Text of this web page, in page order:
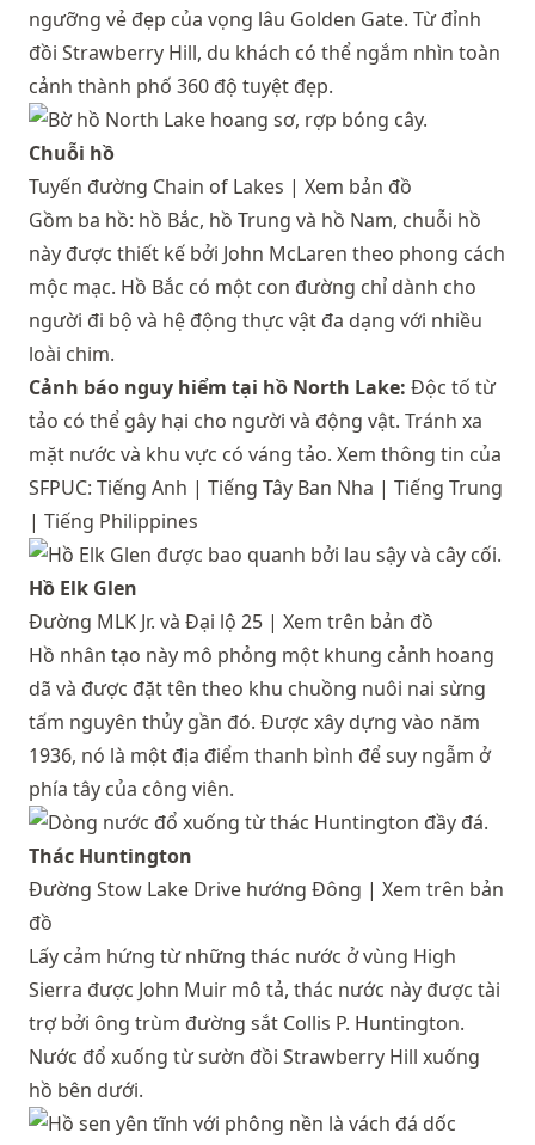
ngưỡng vẻ đẹp của vọng lâu Golden Gate. Từ đỉnh
đồi Strawberry Hill, du khách có thể ngắm nhìn toàn
cảnh thành phố 360 độ tuyệt đẹp.
Chuỗi hồ
Tuyến đường Chain of Lakes | Xem bản đồ
Gồm ba hồ: hồ Bắc, hồ Trung và hồ Nam, chuỗi hồ
này được thiết kế bởi John McLaren theo phong cách
mộc mạc. Hồ Bắc có một con đường chỉ dành cho
người đi bộ và hệ động thực vật đa dạng với nhiều
loài chim.
Cảnh báo nguy hiểm tại hồ North Lake: Độc tố từ
tảo có thể gây hại cho người và động vật. Tránh xa
mặt nước và khu vực có váng tảo. Xem thông tin của
SFPUC: Tiếng Anh | Tiếng Tây Ban Nha | Tiếng Trung
| Tiếng Philippines
Hồ Elk Glen
Đường MLK Jr. và Đại lộ 25 | Xem trên bản đồ
Hồ nhân tạo này mô phỏng một khung cảnh hoang
dã và được đặt tên theo khu chuồng nuôi nai sừng
tấm nguyên thủy gần đó. Được xây dựng vào năm
1936, nó là một địa điểm thanh bình để suy ngẫm ở
phía tây của công viên.
Thác Huntington
Đường Stow Lake Drive hướng Đông | Xem trên bản
đồ
Lấy cảm hứng từ những thác nước ở vùng High
Sierra được John Muir mô tả, thác nước này được tài
trợ bởi ông trùm đường sắt Collis P. Huntington.
Nước đổ xuống từ sườn đồi Strawberry Hill xuống
hồ bên dưới.